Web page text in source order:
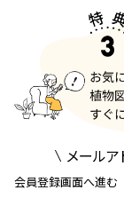
メール
会員登録画面へ進む